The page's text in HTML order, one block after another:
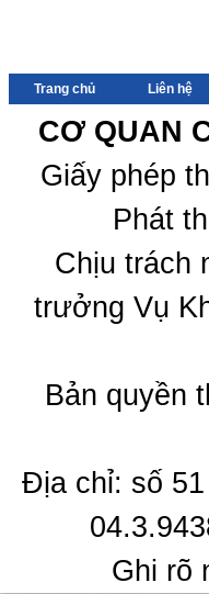
Trang chủ Liên hệ
CƠ QUAN
Giấy phép
Phát
Chịu trách
trưởng Vụ
Bản quyền
Địa chỉ: số
Ghi rõ